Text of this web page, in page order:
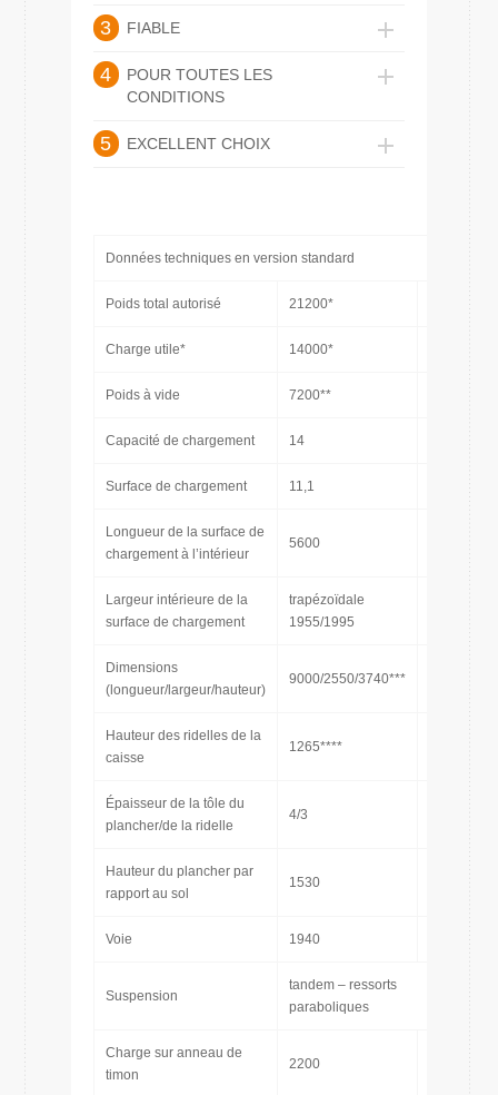
3 FIABLE
4
POUR TOUTES LES
CONDITIONS
5 EXCELLENT CHOIX
Données techniques en version standard
Poids total autorisé 21200*
Charge utile* 14000*
Poids à vide 7200**
Capacité de chargement 14
Surface de chargement 11,1
Longueur de la surface de
chargement à l’intérieur
5600
Largeur intérieure de la
surface de chargement
trapézoïdale
1955/1995
Dimensions
(longueur/largeur/hauteur)
9000/2550/3740***
Hauteur des ridelles de la
caisse
1265****
Épaisseur de la tôle du
plancher/de la ridelle
4/3
Hauteur du plancher par
rapport au sol
1530
Voie 1940
Suspension
tandem – ressorts
paraboliques
Charge sur anneau de
timon
2200